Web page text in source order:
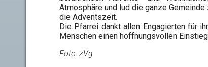
Atmosphäre und lud die ganze
die Adventszeit.
Die Pfarrei dankt allen Engagierten für
Menschen einen hoffnungsvollen
Foto: zVg